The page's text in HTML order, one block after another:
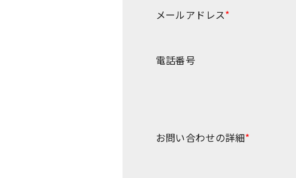
メールアドレス*
電話番号
お問い合わせの詳細*